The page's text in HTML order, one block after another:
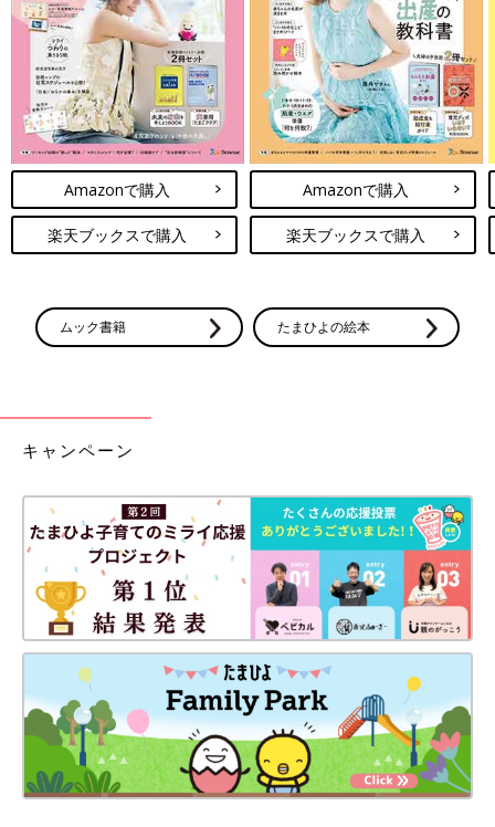
Amazonで購入
楽天ブックスで購入
Amazonで購入
楽天ブックスで購入
ムック書籍 たまひよの絵本
キャンペーン